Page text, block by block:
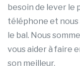
besoin de lever le
téléphone et nous
le bal. Nous
vous aider à faire
son meilleur.